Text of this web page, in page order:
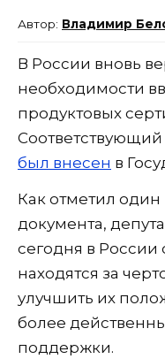
Владимир
В России вновь
необходимости
продуктовых
Соответствующий
был внесен в
Как отметил один
документа,
сегодня в России
находятся за
улучшить их
более
поддержки.